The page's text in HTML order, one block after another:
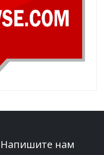
Напишите нам